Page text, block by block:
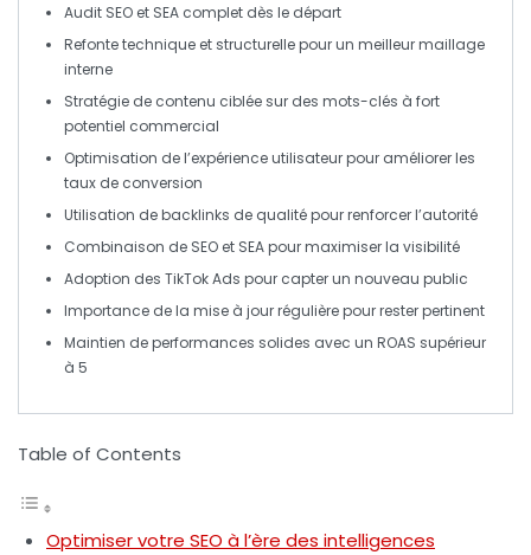
Audit SEO et SEA complet dès le départ
Refonte technique et structurelle pour un meilleur maillage
interne
Stratégie de contenu ciblée sur des mots-clés à fort
potentiel commercial
Optimisation de l’expérience utilisateur pour améliorer les
taux de conversion
Utilisation debacklinks de qualité pour renforcer l’autorité
Combinaison de SEO et SEApour maximiser la visibilité
Adoption des TikTok Ads pour capter un nouveau public
Importance de la mise à jour régulière pour rester pertinent
Maintien de performances solides avec un ROAS supérieur
à 5
Table of Contents
Optimiser votre SEO à l’ère des intelligences